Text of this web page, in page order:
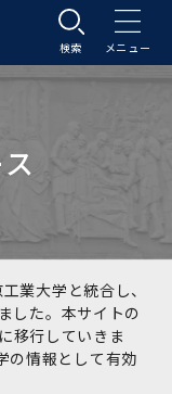
）
系)
業大学と統合し、
した。本サイトの
に移行していきま
の情報として有効